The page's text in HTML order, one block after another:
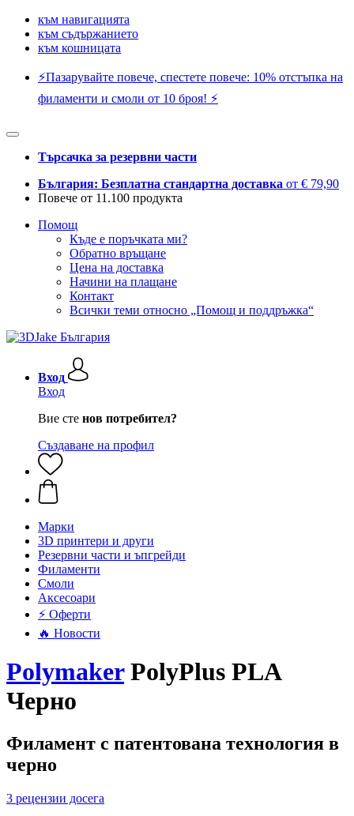
към навигацията
към съдържанието
към кошницата
⚡️Пазарувайте повече, спестете повече: 10% отстъпка на
филаменти и смоли от 10 броя! ⚡️
Търсачка за резервни части
България: Безплатна стандартна доставка от € 79,90
Повече от 11.100 продукта
Помощ
Къде е поръчката ми?
Обратно връщане
Цена на доставка
Начини на плащане
Контакт
Всички теми относно „Помощ и поддръжка“
Вход
Вход
Вие сте нов потребител?
Създаване на профил
Mарки
3D принтери и други
Резервни части и ъпгрейди
Филаменти
Смоли
Аксесоари
⚡ Оферти
🔥 Новости
PolymakerPolyPlus PLA
Черно
Филамент с патентована технология в
черно
3 рецензии досега